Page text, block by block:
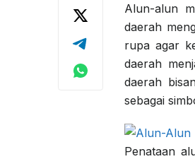
Alun-alun
daerah
rupa agar
daerah
daerah
sebagai
Penataan